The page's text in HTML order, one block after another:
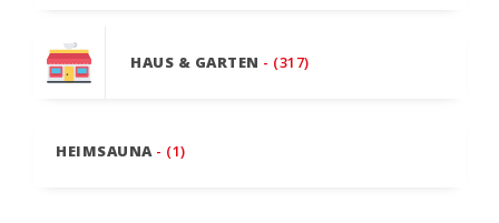
HAUS & GARTEN - (317)
HEIMSAUNA - (1)